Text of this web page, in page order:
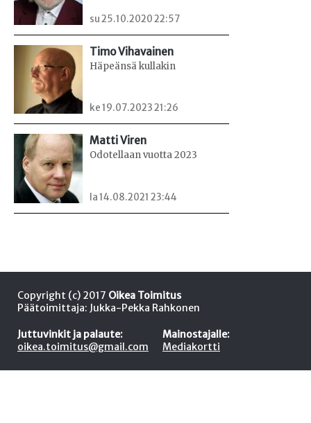
su 25.10.2020 22:57
Timo Vihavainen
Häpeänsä kullakin
ke 19.07.2023 21:26
Matti Viren
Odotellaan vuotta 2023
la 14.08.2021 23:44
Copyright (c) 2017 Oikea Toimitus
Päätoimittaja: Jukka-Pekka Rahkonen
Juttuvinkit ja palaute:
oikea.toimitus@gmail.com
Mainostajalle:
Mediakortti